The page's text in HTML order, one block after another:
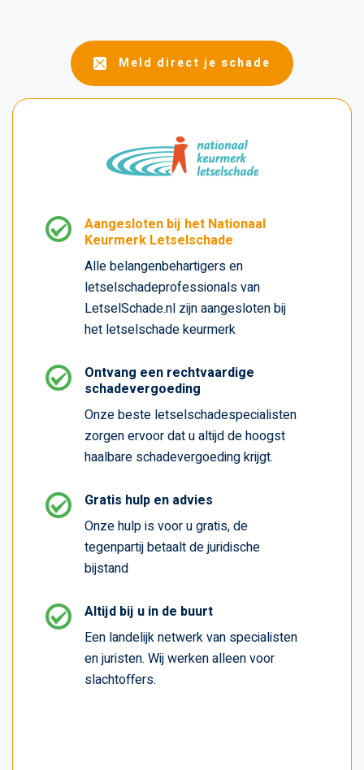
Meld direct je schade
Aangesloten bij het Nationaal
Keurmerk Letselschade
Alle belangenbehartigers en
letselschadeprofessionals van
LetselSchade.nl zijn aangesloten bij
het letselschade keurmerk
Ontvang een rechtvaardige
schadevergoeding
Onze beste letselschadespecialisten
zorgen ervoor dat u altijd de hoogst
haalbare schadevergoeding krijgt.
Gratis hulp en advies
Onze hulp is voor u gratis, de
tegenpartij betaalt de juridische
bijstand
Altijd bij u in de buurt
Een landelijk netwerk van specialisten
en juristen. Wij werken alleen voor
slachtoffers.